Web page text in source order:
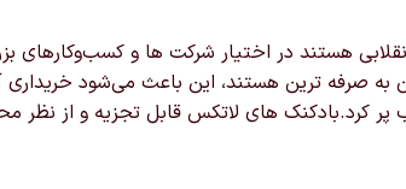
هستند در اختیار شرکت ها و کسب‌وکارهای
ترین هستند، این باعث می‌شود خریداری